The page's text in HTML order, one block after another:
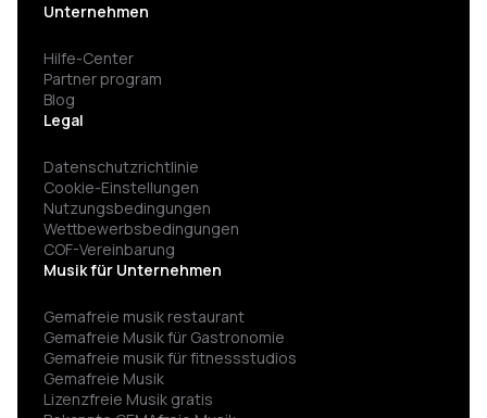
Unternehmen
Hilfe-Center
Partner program
Blog
Legal
Datenschutzrichtlinie
Cookie-Einstellungen
Nutzungsbedingungen
Wettbewerbsbedingungen
COF-Vereinbarung
Musik für Unternehmen
Gemafreie musik restaurant
Gemafreie Musik für Gastronomie
Gemafreie musik für fitness­studios
Gemafreie Musik
Lizenzfreie Musik gratis